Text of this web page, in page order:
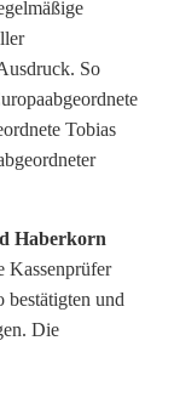
So
Tobias
Haberkorn
Kassenprüfer
bestätigten und
Die